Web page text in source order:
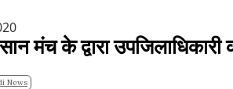
मंच के द्वारा उपजिलाधिकारी
News